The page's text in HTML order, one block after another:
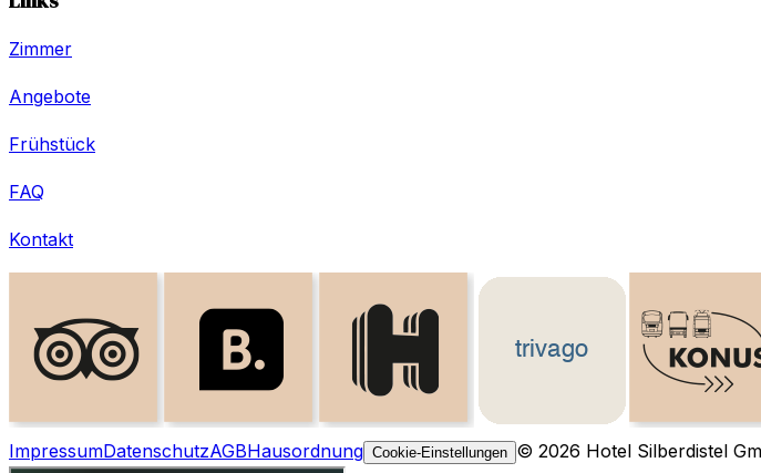
Zimmer
Angebote
Frühstück
FAQ
Kontakt
ImpressumDatenschutzAGBHausordnung Cookie-Einstellungen © 2026 Hotel Silberdistel